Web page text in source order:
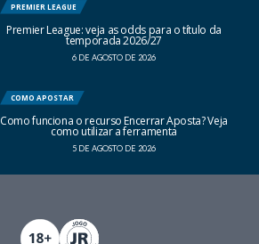
PREMIER LEAGUE
Premier League: veja as odds para o título da
temporada 2026/27
6 DE AGOSTO DE 2026
COMO APOSTAR
Como funciona o recurso Encerrar Aposta? Veja
como utilizar a ferramenta
5 DE AGOSTO DE 2026